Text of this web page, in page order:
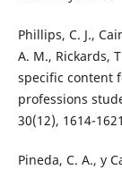
Phillips, C. J.,
A. M., Rickards,
specific content
professions
30(12), 1614-
Pineda, C. A., y